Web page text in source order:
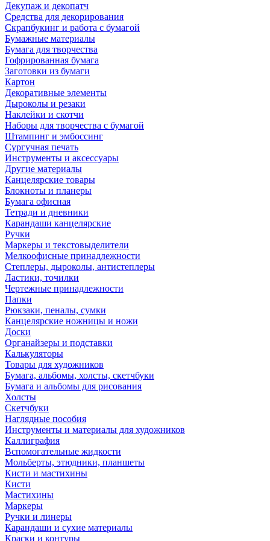
Декупаж и декопатч
Средства для декорирования
Скрапбукинг и работа с бумагой
Бумажные материалы
Бумага для творчества
Гофрированная бумага
Заготовки из бумаги
Картон
Декоративные элементы
Дыроколы и резаки
Наклейки и скотчи
Наборы для творчества с бумагой
Штампинг и эмбоссинг
Сургучная печать
Инструменты и аксессуары
Другие материалы
Канцелярские товары
Блокноты и планеры
Бумага офисная
Тетради и дневники
Карандаши канцелярские
Ручки
Маркеры и текстовыделители
Мелкоофисные принадлежности
Степлеры, дыроколы, антистеплеры
Ластики, точилки
Чертежные принадлежности
Папки
Рюкзаки, пеналы, сумки
Канцелярские ножницы и ножи
Доски
Органайзеры и подставки
Калькуляторы
Товары для художников
Бумага, альбомы, холсты, скетчбуки
Бумага и альбомы для рисования
Холсты
Скетчбуки
Наглядные пособия
Инструменты и материалы для художников
Каллиграфия
Вспомогательные жидкости
Мольберты, этюдники, планшеты
Кисти и мастихины
Кисти
Мастихины
Маркеры
Ручки и линеры
Карандаши и сухие материалы
Краски и контуры